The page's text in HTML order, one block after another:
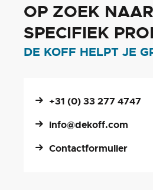
OP ZOEK
SPECIFIEK
DE KOFF HELPT JE
+31 (0) 33 277 4747
info@dekoff.com
Contactformulier